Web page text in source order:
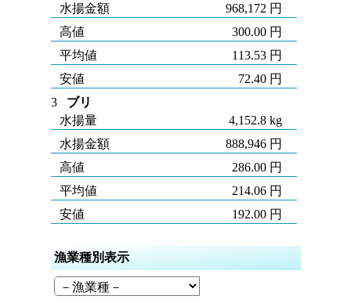
水揚金額
968,172 円
高値
300.00 円
平均値
113.53 円
安値
72.40 円
3
ブリ
水揚量
4,152.8 kg
水揚金額
888,946 円
高値
286.00 円
平均値
214.06 円
安値
192.00 円
漁業種別表示